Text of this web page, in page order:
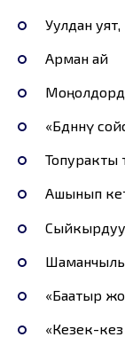
Уулдан
Арман ай
«Бөдөнөнү
Топуракты
Ашынып
«Баатыр
«Кезек-